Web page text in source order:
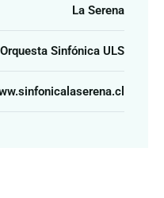
La Serena
Orquesta Sinfónica ULS